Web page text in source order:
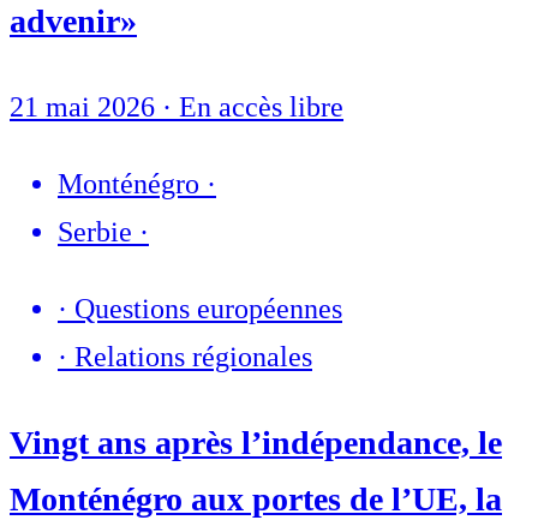
advenir»
21 mai 2026 · En accès libre
Monténégro ·
Serbie ·
· Questions européennes
· Relations régionales
Vingt ans après l’indépendance, le
Monténégro aux portes de l’UE, la